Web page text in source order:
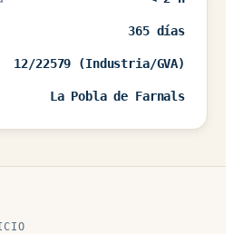
365 días
12/22579 (Industria/GVA)
La Pobla de Farnals